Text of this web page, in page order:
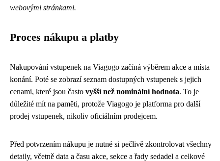
webovými stránkami.
Proces nákupu a platby
Nakupování vstupenek na Viagogo začíná výběrem akce a místa
konání. Poté se zobrazí seznam dostupných vstupenek s jejich
cenami, které jsou často vyšší než nominální hodnota. To je
důležité mít na paměti, protože Viagogo je platforma pro další
prodej vstupenek, nikoliv oficiálním prodejcem.
Před potvrzením nákupu je nutné si pečlivě zkontrolovat všechny
detaily, včetně data a času akce, sekce a řady sedadel a celkové